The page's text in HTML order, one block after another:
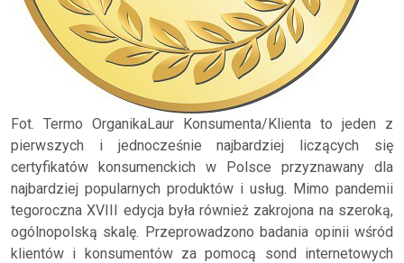
Fot. Termo OrganikaLaur Konsumenta/Klienta to jeden z
pierwszych i jednocześnie najbardziej liczących się
certyfikatów konsumenckich w Polsce przyznawany dla
najbardziej popularnych produktów i usług. Mimo pandemii
tegoroczna XVIII edycja była również zakrojona na szeroką,
ogólnopolską skalę. Przeprowadzono badania opinii wśród
klientów i konsumentów za pomocą sond internetowych